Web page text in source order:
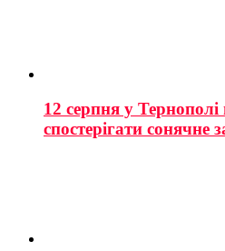
12 серпня у
спостерігати сонячне